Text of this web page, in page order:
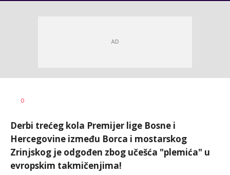
AUTOR
0
Derbi trećeg kola Premijer lige Bosne i
Hercegovine između Borca i mostarskog
Zrinjskog je odgođen zbog učešća "plemića" u
evropskim takmičenjima!